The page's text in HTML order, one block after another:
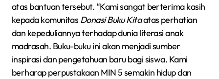
atas bantuan tersebut. “Kami sangat berterima kasih
kepada komunitas Donasi Buku Kitaatas perhatian
dan kepeduliannya terhadap dunia literasi anak
madrasah. Buku-buku ini akan menjadi sumber
inspirasi dan pengetahuan baru bagi siswa. Kami
berharap perpustakaan MIN 5 semakin hidup dan